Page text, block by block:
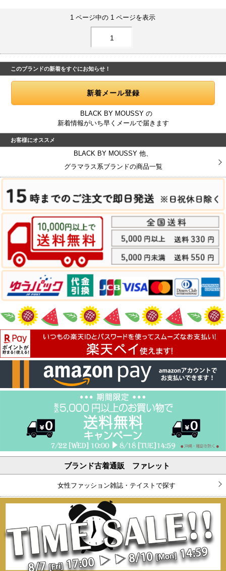
1 ページ中の 1 ページを表示
1
このブランドの新着をすぐにお知らせ！
BLACK BY MOUSSY の
新着情報がいち早くメールで届きます
お客様にオススメ
BLACK BY MOUSSY 他、
グラマラス系ブランドの商品一覧
ブランド古着通販 ファレット
女性ファッション雑誌・テイストで探す